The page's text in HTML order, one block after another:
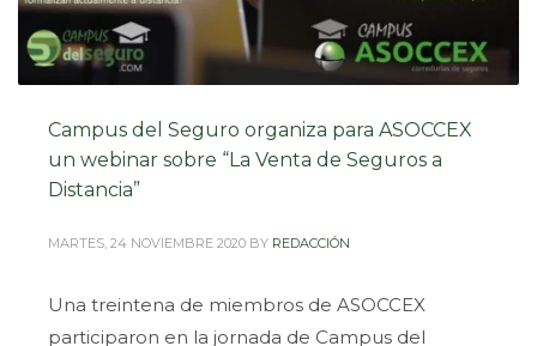
Campus del Seguro organiza para ASOCCEX
un webinar sobre “La Venta de Seguros a
Distancia”
MARTES, 24 NOVIEMBRE 2020 BY REDACCIÓN
Una treintena de miembros de ASOCCEX
participaron en la jornada de Campus del